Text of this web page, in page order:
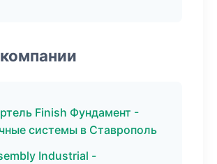
Finish Фундамент -
системы в Ставрополь
Industrial -